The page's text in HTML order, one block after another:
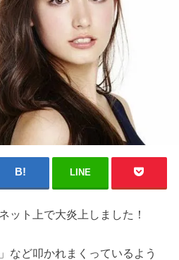
LINE
ット上で大炎上しました！
など叩かれまくっているよう